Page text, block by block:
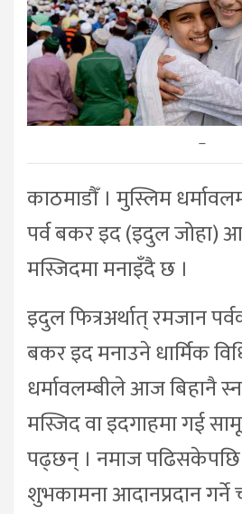
–
काठमाडौँ । मुस्लिम
पर्व बकर इद (इदुल जोहा)
मस्जिदमा मनाइँदै छ ।
इदुल फित्रअर्थात् रमजान
बकर इद मनाउने धार्मिक
धर्मावलम्बीले आज बिहानै
मस्जिद वा इदगाहमा गई
पढ्छन् । नमाज
शुभकामना आदानप्रदान